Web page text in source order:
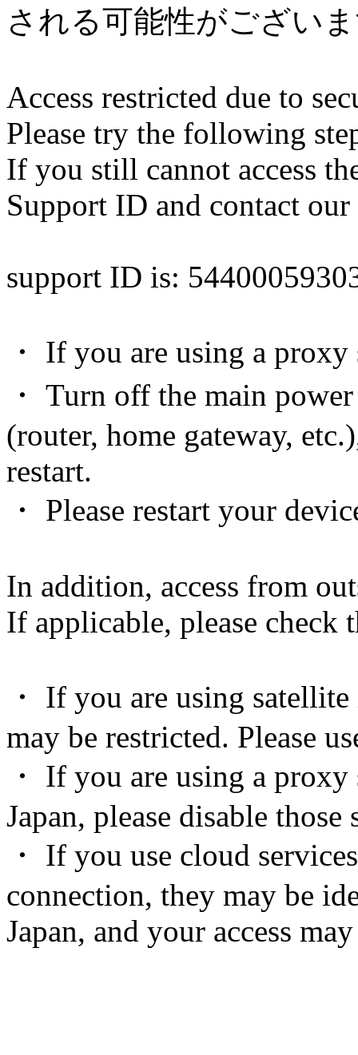
される可能性がござい
Access restricted due to
Please try the following
If you still cannot access
Support ID and contact
support ID is:
・ If you are using a
・ Turn off the main
(router, home gateway,
restart.
・ Please restart your
In addition, access from
If applicable, please
・ If you are using
may be restricted. Please
・ If you are using a
Japan, please disable those
・ If you use cloud
connection, they may be
Japan, and your access